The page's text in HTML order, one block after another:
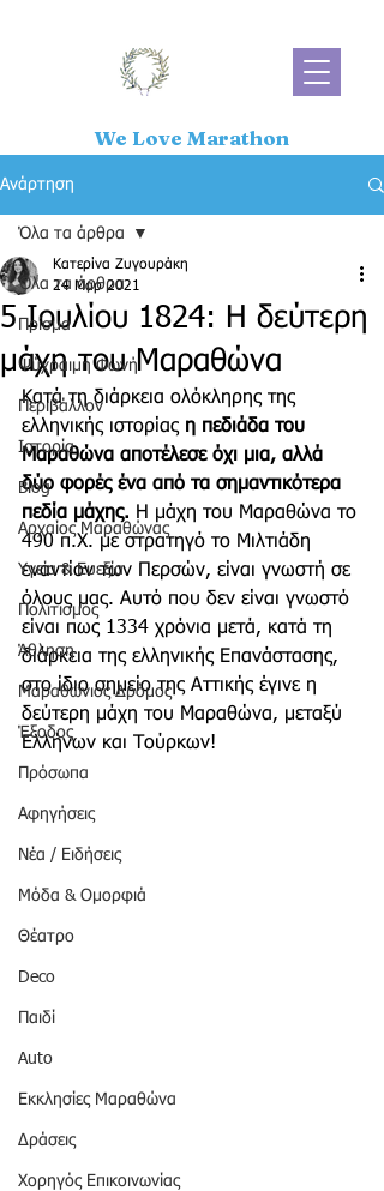
We Love Marathon
Ανάρτηση
Όλα τα άρθρα
Πρίσμα
Ψύχραιμη Φωνή
Περιβάλλον
Ιστορία
Blog
Αρχαίος Μαραθώνας
Υγεία & Ευεξία
Πολιτισμός
Άθληση
Μαραθώνιος Δρόμος
Έξοδος
Πρόσωπα
Αφηγήσεις
Νέα / Ειδήσεις
Μόδα & Ομορφιά
Θέατρο
Deco
Παιδί
Auto
Εκκλησίες Μαραθώνα
Δράσεις
Χορηγός Επικοινωνίας
Όλα τα άρθρα
5 Ιουλίου 1824: Η δεύτερη
μάχη του Μαραθώνα
Κατερίνα Ζυγουράκη
24 Μαρ 2021
Κατά τη διάρκεια ολόκληρης της
ελληνικής ιστορίας η πεδιάδα του
Μαραθώνα αποτέλεσε όχι μια, αλλά
δύο φορές ένα από τα σημαντικότερα
πεδία μάχης. Η μάχη του Μαραθώνα το
490 π.Χ. με στρατηγό το Μιλτιάδη
εναντίον των Περσών, είναι γνωστή σε
όλους μας. Αυτό που δεν είναι γνωστό
είναι πως 1334 χρόνια μετά, κατά τη
διάρκεια της ελληνικής Επανάστασης,
στο ίδιο σημείο της Αττικής έγινε η
δεύτερη μάχη του Μαραθώνα, μεταξύ
Ελλήνων και Τούρκων!